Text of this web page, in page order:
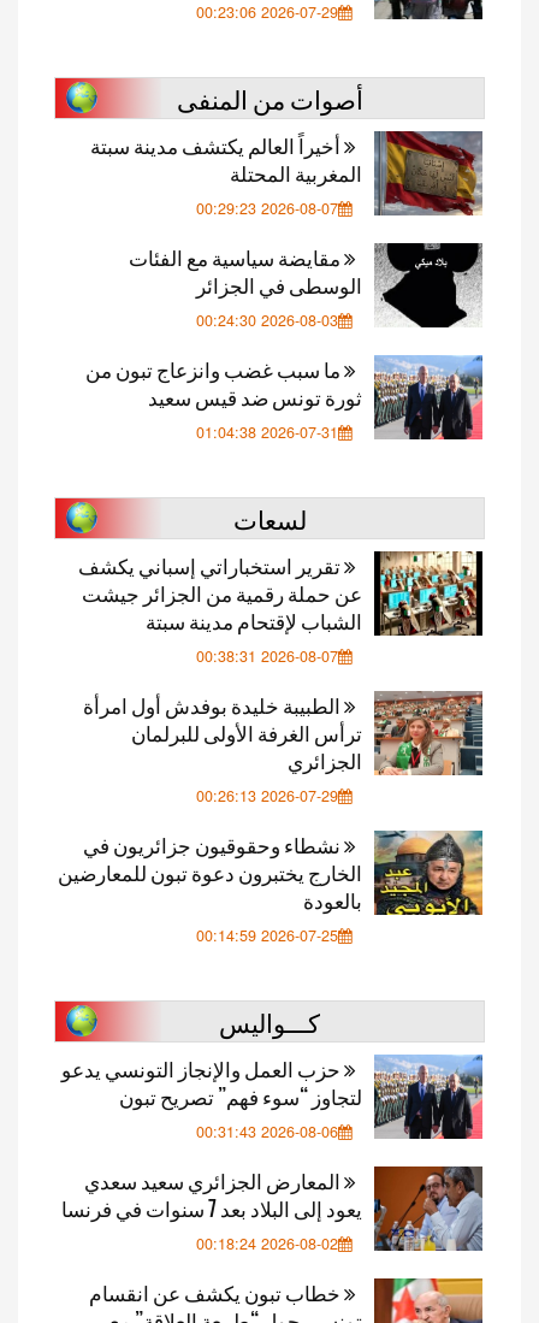
2026-07-29 00:23:06
أصوات من المنفى
أخيراً العالم يكتشف مدينة سبتة
المغربية المحتلة
2026-08-07 00:29:23
مقايضة سياسية مع الفئات
الوسطى في الجزائر
2026-08-03 00:24:30
ما سبب غضب وانزعاج تبون من
ثورة تونس ضد قيس سعيد
2026-07-31 01:04:38
لسعات
تقرير استخباراتي إسباني يكشف
عن حملة رقمية من الجزائر جيشت
الشباب لإقتحام مدينة سبتة
2026-08-07 00:38:31
الطبيبة خليدة بوفدش أول امرأة
ترأس الغرفة الأولى للبرلمان
الجزائري
2026-07-29 00:26:13
نشطاء وحقوقيون جزائريون في
الخارج يختبرون دعوة تبون للمعارضين
بالعودة
2026-07-25 00:14:59
كـــواليس
حزب العمل والإنجاز التونسي يدعو
لتجاوز “سوء فهم” تصريح تبون
2026-08-06 00:31:43
المعارض الجزائري سعيد سعدي
يعود إلى البلاد بعد 7 سنوات في فرنسا
2026-08-02 00:18:24
خطاب تبون يكشف عن انقسام